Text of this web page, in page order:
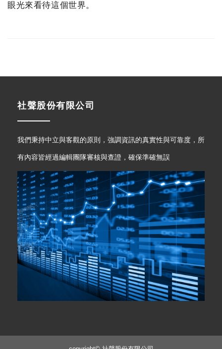
眼光來看待這個世界。
社聲股份有限公司
我們秉持中立與客觀的原則，強調資訊的真實性與可靠度，所
有內容皆經過編輯團隊審核與查證，確保準確無誤